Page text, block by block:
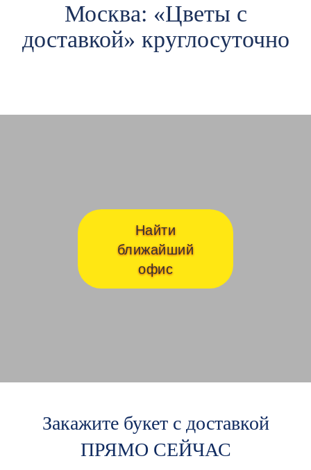
Москва: «Цветы c
доставкой» круглосуточно
Найти
ближайший
офис
Закажите букет с доставкой
ПРЯМО СЕЙЧАС